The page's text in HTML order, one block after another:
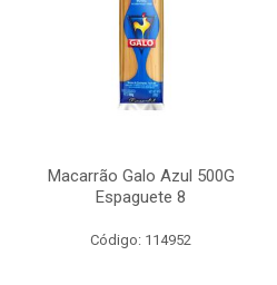
Macarrão Galo Azul 500G
Espaguete 8
Código: 114952